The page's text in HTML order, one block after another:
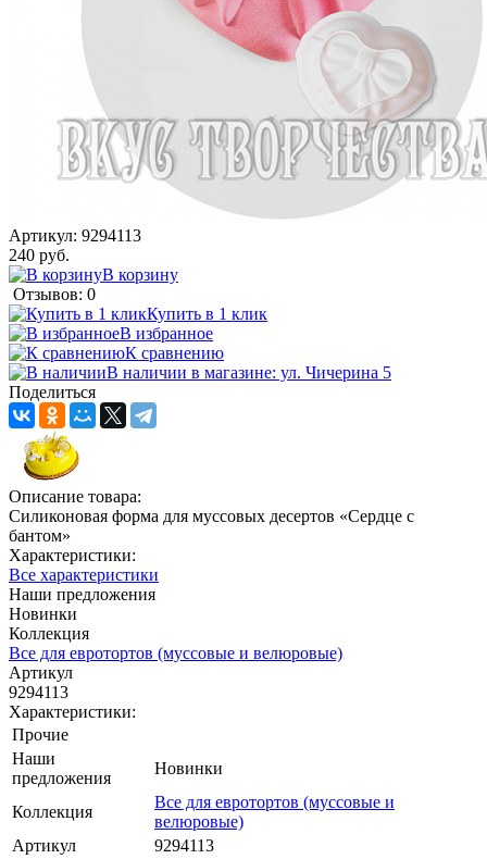
Артикул: 9294113
240 руб.
В корзину
Отзывов: 0
Купить в 1 клик
В избранное
К сравнению
В наличии в магазине: ул. Чичерина 5
Поделиться
Описание товара:
Силиконовая форма для муссовых десертов «Сердце с
бантом»
Характеристики:
Все характеристики
Наши предложения
Новинки
Коллекция
Все для евротортов (муссовые и велюровые)
Артикул
9294113
Характеристики:
Прочие
Наши
предложения
Новинки
Коллекция
Все для евротортов (муссовые и
велюровые)
Артикул
9294113